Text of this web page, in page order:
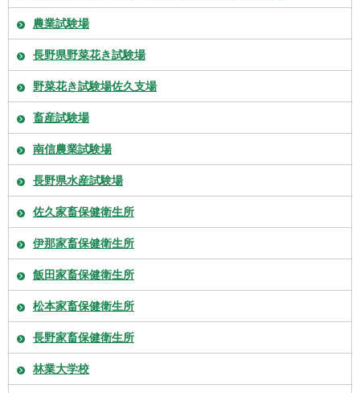
農業試験場
長野県野菜花き試験場
野菜花き試験場佐久支場
畜産試験場
南信農業試験場
長野県水産試験場
佐久家畜保健衛生所
伊那家畜保健衛生所
飯田家畜保健衛生所
松本家畜保健衛生所
長野家畜保健衛生所
林業大学校